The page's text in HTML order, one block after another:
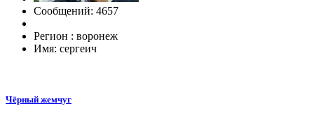
Сообщений: 4657
Регион : воронеж
Имя: сергеич
Чёрный жемчуг